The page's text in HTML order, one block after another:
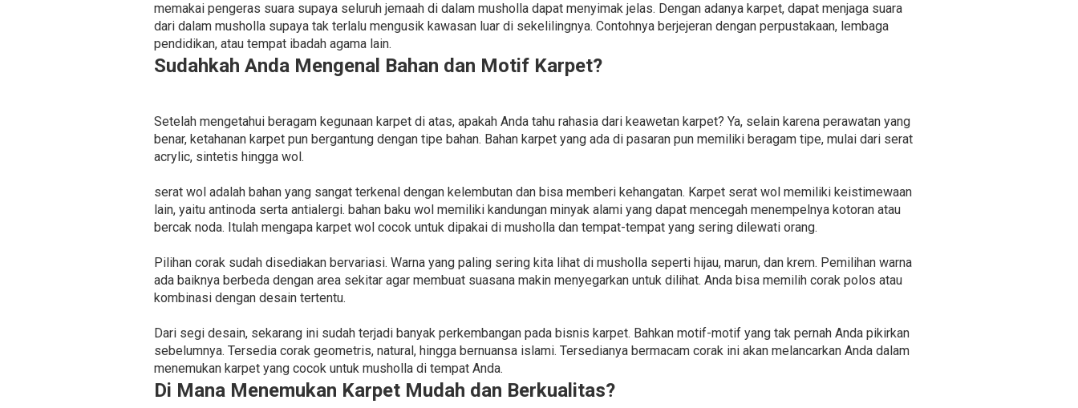
memakai pengeras suara supaya seluruh jemaah di dalam musholla dapat menyimak jelas. Dengan adanya karpet, dapat menjaga suara
dari dalam musholla supaya tak terlalu mengusik kawasan luar di sekelilingnya. Contohnya berjejeran dengan perpustakaan, lembaga
pendidikan, atau tempat ibadah agama lain.
Sudahkah Anda Mengenal Bahan dan Motif Karpet?
Setelah mengetahui beragam kegunaan karpet di atas, apakah Anda tahu rahasia dari keawetan karpet? Ya, selain karena perawatan yang
benar, ketahanan karpet pun bergantung dengan tipe bahan. Bahan karpet yang ada di pasaran pun memiliki beragam tipe, mulai dari serat
acrylic, sintetis hingga wol.
serat wol adalah bahan yang sangat terkenal dengan kelembutan dan bisa memberi kehangatan. Karpet serat wol memiliki keistimewaan
lain, yaitu antinoda serta antialergi. bahan baku wol memiliki kandungan minyak alami yang dapat mencegah menempelnya kotoran atau
bercak noda. Itulah mengapa karpet wol cocok untuk dipakai di musholla dan tempat-tempat yang sering dilewati orang.
Pilihan corak sudah disediakan bervariasi. Warna yang paling sering kita lihat di musholla seperti hijau, marun, dan krem. Pemilihan warna
ada baiknya berbeda dengan area sekitar agar membuat suasana makin menyegarkan untuk dilihat. Anda bisa memilih corak polos atau
kombinasi dengan desain tertentu.
Dari segi desain, sekarang ini sudah terjadi banyak perkembangan pada bisnis karpet. Bahkan motif-motif yang tak pernah Anda pikirkan
sebelumnya. Tersedia corak geometris, natural, hingga bernuansa islami. Tersedianya bermacam corak ini akan melancarkan Anda dalam
menemukan karpet yang cocok untuk musholla di tempat Anda.
Di Mana Menemukan Karpet Mudah dan Berkualitas?